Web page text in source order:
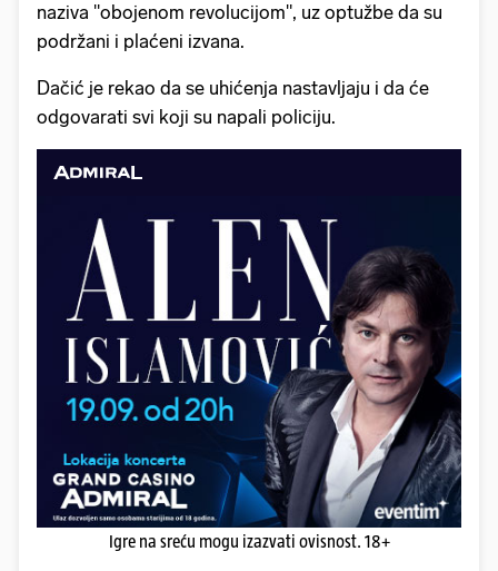
naziva "obojenom revolucijom", uz optužbe da su
podržani i plaćeni izvana.
Dačić je rekao da se uhićenja nastavljaju i da će
odgovarati svi koji su napali policiju.
Igre na sreću mogu izazvati ovisnost. 18+